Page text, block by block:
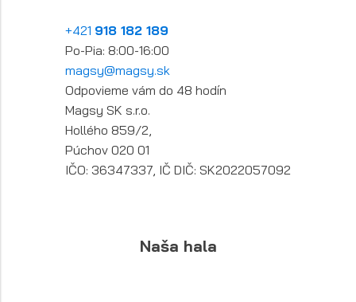
+421 918 182 189
Po-Pia: 8:00-16:00
magsy@magsy.sk
Odpovieme vám do 48 hodín
Magsy SK s.r.o.
Hollého 859/2,
Púchov 020 01
IČO: 36347337, IČ DIČ: SK2022057092
Naša hala